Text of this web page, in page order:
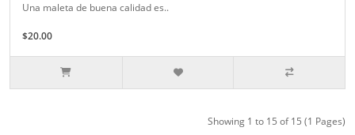
Una maleta de buena calidad es..
$20.00
Showing 1 to 15 of 15 (1 Pages)